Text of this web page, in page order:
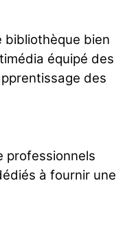
bibliothèque bien
équipé des
des
professionnels
à fournir une